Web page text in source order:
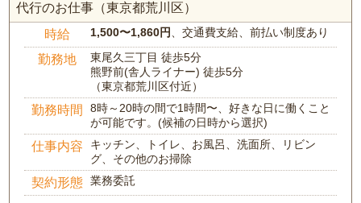
代行のお仕事（東京都荒川区）
時給 1,500〜1,860円 、交通費支給、前払い制度あり
勤務地
東尾久三丁目 徒歩5分
熊野前(舎人ライナー) 徒歩5分
（東京都荒川区付近）
勤務時間
8時～20時の間で1時間〜、好きな日に働くこと
が可能です。(候補の日時から選択)
仕事内容
キッチン、トイレ、お風呂、洗面所、リビン
グ、その他のお掃除
契約形態 業務委託